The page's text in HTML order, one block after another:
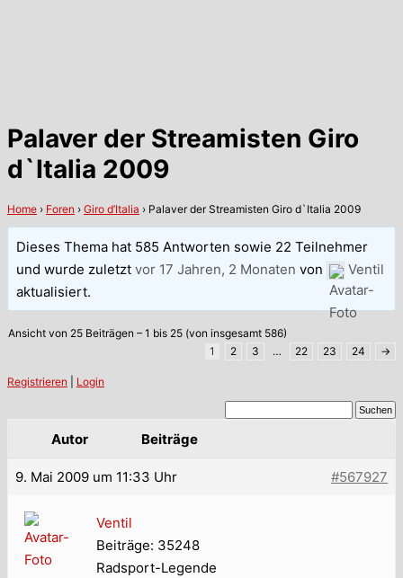
Palaver der Streamisten Giro
d`Italia 2009
Home › Foren › Giro d’Italia › Palaver der Streamisten Giro d`Italia 2009
Dieses Thema hat 585 Antworten sowie 22 Teilnehmer
und wurde zuletztvor 17 Jahren, 2 Monaten von
Ventil
aktualisiert.
Ansicht von 25 Beiträgen – 1 bis 25 (von insgesamt 586)
1
2 3 … 22 23 24 →
Registrieren Login
Autor Beiträge
9. Mai 2009 um 11:33 Uhr #567927
Ventil
Beiträge: 35248
Radsport-Legende